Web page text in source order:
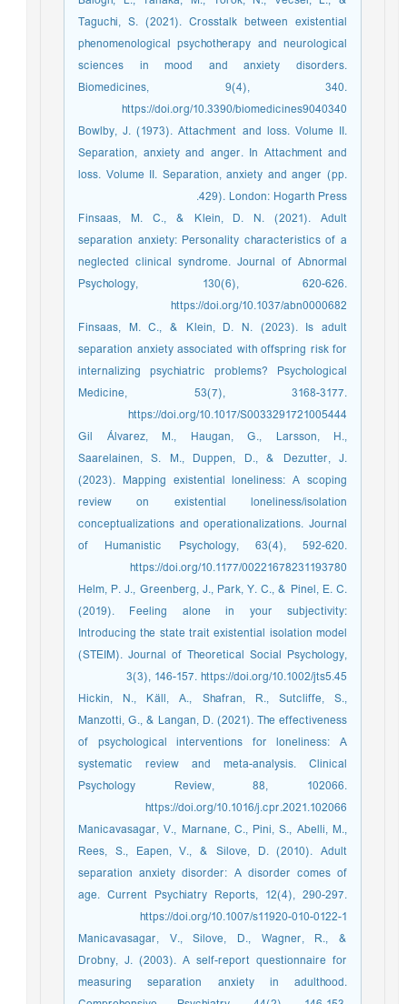
Taguchi, S. (2021). Crosstalk between existential
phenomenological psychotherapy and neurological
sciences in mood and anxiety disorders.
Biomedicines, 9(4), 340.
https://doi.org/10.3390/biomedicines9040340
Bowlby, J. (1973). Attachment and loss. Volume II.
Separation, anxiety and anger. In Attachment and
loss. Volume II. Separation, anxiety and anger (pp.
429). London: Hogarth Press.
Finsaas, M. C., & Klein, D. N. (2021). Adult
separation anxiety: Personality characteristics of a
neglected clinical syndrome. Journal of Abnormal
Psychology, 130(6), 620-626.
https://doi.org/10.1037/abn0000682
Finsaas, M. C., & Klein, D. N. (2023). Is adult
separation anxiety associated with offspring risk for
internalizing psychiatric problems? Psychological
Medicine, 53(7), 3168-3177.
https://doi.org/10.1017/S0033291721005444
Gil Álvarez, M., Haugan, G., Larsson, H.,
Saarelainen, S. M., Duppen, D., & Dezutter, J.
(2023). Mapping existential loneliness: A scoping
review on existential loneliness/isolation
conceptualizations and operationalizations. Journal
of Humanistic Psychology, 63(4), 592-620.
https://doi.org/10.1177/00221678231193780
Helm, P. J., Greenberg, J., Park, Y. C., & Pinel, E. C.
(2019). Feeling alone in your subjectivity:
Introducing the state trait existential isolation model
(STEIM). Journal of Theoretical Social Psychology,
3(3), 146-157. https://doi.org/10.1002/jts5.45
Hickin, N., Käll, A., Shafran, R., Sutcliffe, S.,
Manzotti, G., & Langan, D. (2021). The effectiveness
of psychological interventions for loneliness: A
systematic review and meta-analysis. Clinical
Psychology Review, 88, 102066.
https://doi.org/10.1016/j.cpr.2021.102066
Manicavasagar, V., Marnane, C., Pini, S., Abelli, M.,
Rees, S., Eapen, V., & Silove, D. (2010). Adult
separation anxiety disorder: A disorder comes of
age. Current Psychiatry Reports, 12(4), 290-297.
https://doi.org/10.1007/s11920-010-0122-1
Manicavasagar, V., Silove, D., Wagner, R., &
Drobny, J. (2003). A self-report questionnaire for
measuring separation anxiety in adulthood.